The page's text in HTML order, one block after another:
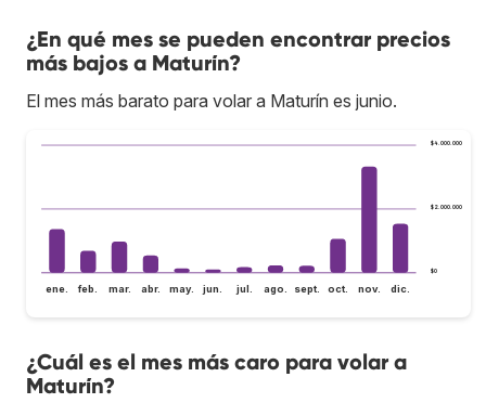
¿En qué mes se pueden encontrar precios
más bajos a Maturín?
El mes más barato para volar a Maturín es junio.
$0
$2.000.000
$4.000.000
ene. feb. mar. abr. may. jun. jul. ago. sept. oct. nov. dic.
¿Cuál es el mes más caro para volar a
Maturín?